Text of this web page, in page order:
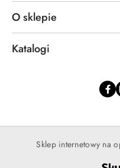
O sklepie
Katalogi
Sklep internetowy na